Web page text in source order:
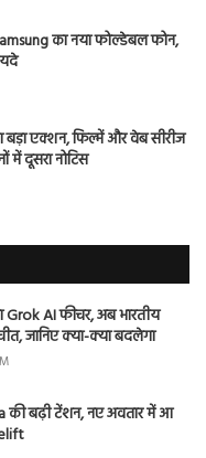
का नया फोल्डेबल फोन,
बड़ा एक्शन, फिल्में और वेब सीरीज
में दूसरा नोटिस
AI फीचर, अब भारतीय
जानिए क्या-क्या बदलेगा
बढ़ी टेंशन, नए अवतार में आ